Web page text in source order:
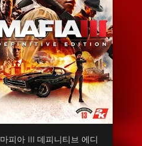
마피아 III 데피니티브 에디